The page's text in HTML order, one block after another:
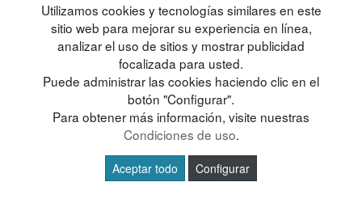
Utilizamos cookies y tecnologías similares en este
sitio web para mejorar su experiencia en línea,
analizar el uso de sitios y mostrar publicidad
focalizada para usted.
Puede administrar las cookies haciendo clic en el
botón "Configurar".
Para obtener más información, visite nuestras
Condiciones de uso.
Aceptar todo Configurar